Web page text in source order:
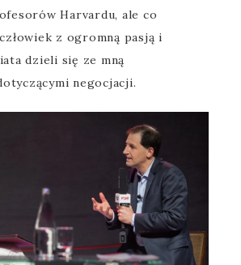
Harvardu, ale co
z ogromną pasją i
dzieli się ze mną
negocjacji.